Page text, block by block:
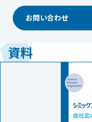
お問い合わせ
資料